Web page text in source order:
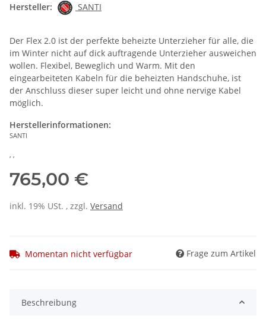
Hersteller:
SANTI
Der Flex 2.0 ist der perfekte beheizte Unterzieher für alle, die
im Winter nicht auf dick auftragende Unterzieher ausweichen
wollen. Flexibel, Beweglich und Warm. Mit den
eingearbeiteten Kabeln für die beheizten Handschuhe, ist
der Anschluss dieser super leicht und ohne nervige Kabel
möglich.
Herstellerinformationen:
SANTI
, ,
765,00 €
inkl. 19% USt. , zzgl. Versand
Momentan nicht verfügbar Frage zum Artikel
Beschreibung